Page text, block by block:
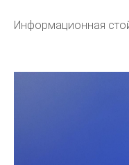
Информационная